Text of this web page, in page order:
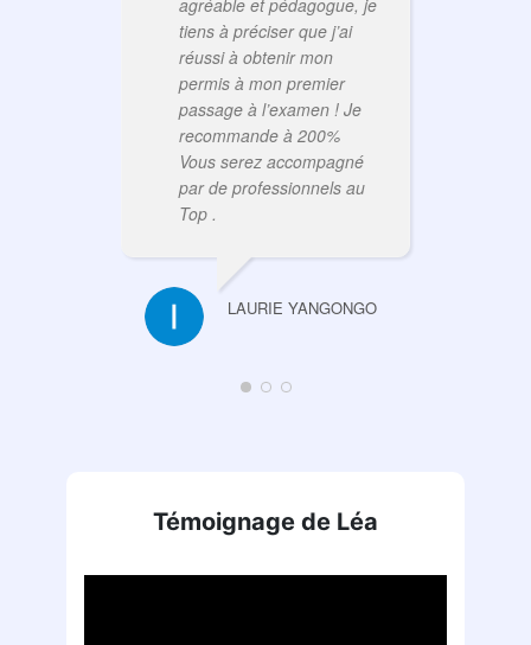
agréable et pédagogue, je
tiens à préciser que j’ai
réussi à obtenir mon
permis à mon premier
passage à l’examen ! Je
recommande à 200%
Vous serez accompagné
par de professionnels au
Top .
LAURIE YANGONGO
Témoignage de Léa